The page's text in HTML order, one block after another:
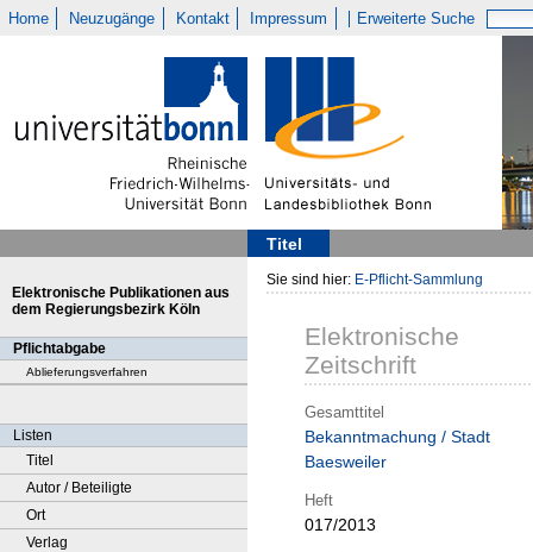
Home Neuzugänge Kontakt Impressum Erweiterte Suche
Titel
Elektronische Publikationen aus
dem Regierungsbezirk Köln
Pflichtabgabe
Ablieferungsverfahren
Listen
Titel
Autor / Beteiligte
Ort
Verlag
Sie sind hier: E-Pflicht-Sammlung
Elektronische
Zeitschrift
Gesamttitel
Bekanntmachung / Stadt
Baesweiler
Heft
017/2013